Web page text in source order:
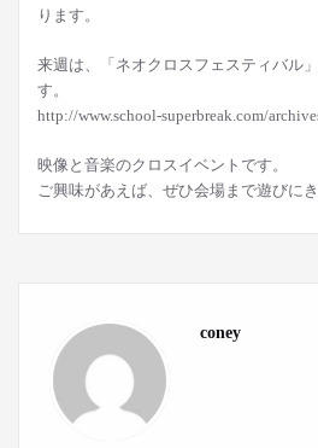
ります。
来週は、「ネオクロスフェスティバル
す。
http://www.school-superbreak.com/
映像と音楽のクロスイベントです。
ご興味があえば、ぜひ会場まで遊びに
coney